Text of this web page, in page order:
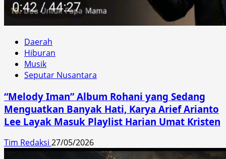
Daerah
Hiburan
Musik
Seputar Nusantara
“Melody Iman” Album Rohani yang Sedang
Menguatkan Banyak Hati, Karya Arief Arianto
Lee Layak Masuk Playlist Harian Umat Kristen
Tim Redaksi 27/05/2026